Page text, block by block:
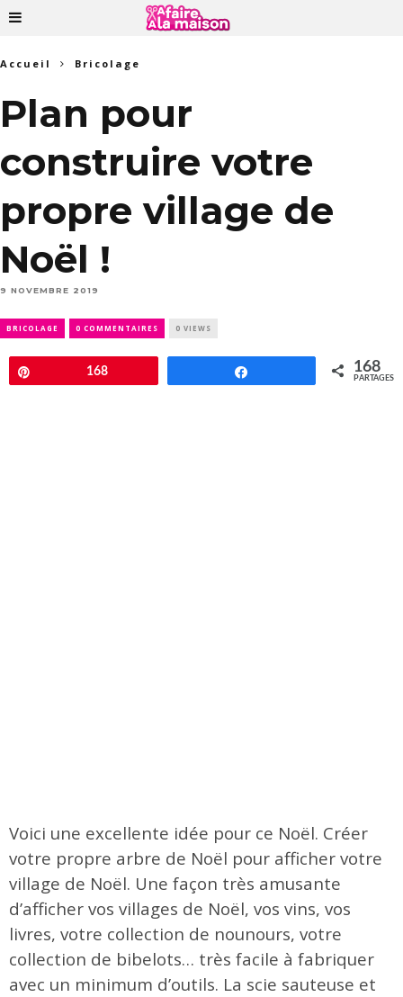
Accueil Bricolage
Plan pour
construire votre
propre village de
Noël !
9 NOVEMBRE 2019
BRICOLAGE 0 COMMENTAIRES 0 VIEWS
168 168
PARTAGES
Voici une excellente idée pour ce Noël. Créer
votre propre arbre de Noël pour afficher votre
village de Noël. Une façon très amusante
d’afficher vos villages de Noël, vos vins, vos
livres, votre collection de nounours, votre
collection de bibelots… très facile à fabriquer
avec un minimum d’outils. La scie sauteuse et